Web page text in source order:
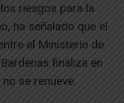
riesgos para la
ha señalado que el
el Ministerio de
finaliza en
se renueve.